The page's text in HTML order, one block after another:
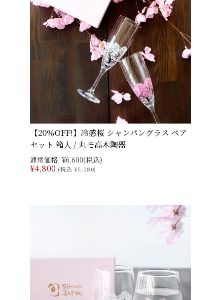
【20％OFF!】冷感桜 シャンパングラス ペア
セット 箱入 / 丸モ高木陶器
通常価格: ¥6,600(税込)
¥4,800 (税込 ¥5,280)